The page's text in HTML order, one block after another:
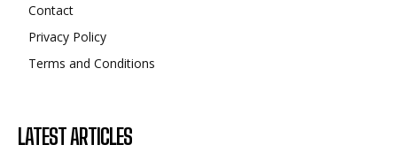
Contact
Privacy Policy
Terms and Conditions
LATEST ARTICLES